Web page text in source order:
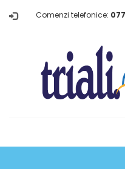
Comenzi telefonice: